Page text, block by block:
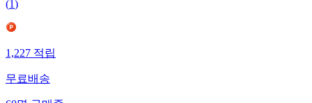
(1)
1,227적립
무료배송